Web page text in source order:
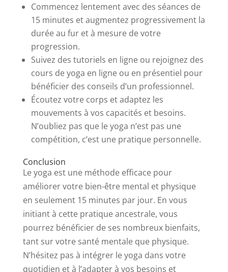
Commencez lentement avec des séances de
15 minutes et augmentez progressivement la
durée au fur et à mesure de votre
progression.
Suivez des tutoriels en ligne ou rejoignez des
cours de yoga en ligne ou en présentiel pour
bénéficier des conseils d’un professionnel.
Écoutez votre corps et adaptez les
mouvements à vos capacités et besoins.
N’oubliez pas que le yoga n’est pas une
compétition, c’est une pratique personnelle.
Conclusion
Le yoga est une méthode efficace pour
améliorer votre bien-être mental et physique
en seulement 15 minutes par jour. En vous
initiant à cette pratique ancestrale, vous
pourrez bénéficier de ses nombreux bienfaits,
tant sur votre santé mentale que physique.
N’hésitez pas à intégrer le yoga dans votre
quotidien et à l’adapter à vos besoins et